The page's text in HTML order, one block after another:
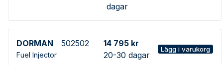
dagar
DORMAN 502502
Fuel Injector
14 795 kr
20-30 dagar
Lägg i varukorg